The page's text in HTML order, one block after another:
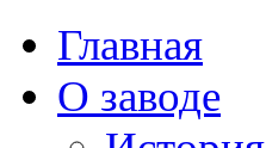
Главная
О заводе